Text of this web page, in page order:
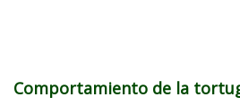
Comportamiento de la